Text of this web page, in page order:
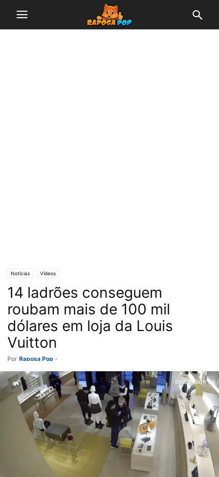
Notícias Vídeos
14 ladrões conseguem
roubam mais de 100 mil
dólares em loja da Louis
Vuitton
Por Raposa Pop -